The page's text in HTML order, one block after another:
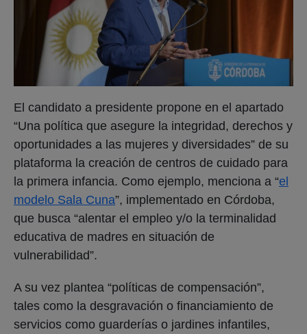
El candidato a presidente propone en el apartado
“Una política que asegure la integridad, derechos y
oportunidades a las mujeres y diversidades” de su
plataforma la creación de centros de cuidado para
la primera infancia. Como ejemplo, menciona a “el
modelo Sala Cuna”, implementado en Córdoba,
que busca “alentar el empleo y/o la terminalidad
educativa de madres en situación de
vulnerabilidad”.
A su vez plantea “políticas de compensación”,
tales como la desgravación o financiamiento de
servicios como guarderías o jardines infantiles,